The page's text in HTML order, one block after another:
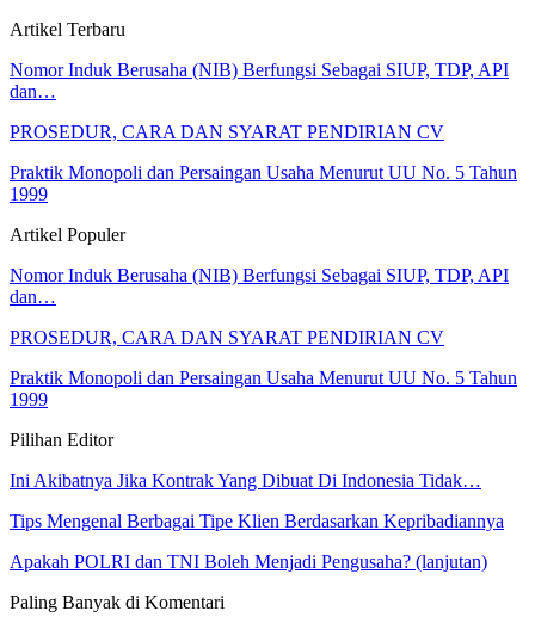
Artikel Terbaru
Nomor Induk Berusaha (NIB) Berfungsi Sebagai SIUP, TDP, API
dan…
PROSEDUR, CARA DAN SYARAT PENDIRIAN CV
Praktik Monopoli dan Persaingan Usaha Menurut UU No. 5 Tahun
1999
Artikel Populer
Nomor Induk Berusaha (NIB) Berfungsi Sebagai SIUP, TDP, API
dan…
PROSEDUR, CARA DAN SYARAT PENDIRIAN CV
Praktik Monopoli dan Persaingan Usaha Menurut UU No. 5 Tahun
1999
Pilihan Editor
Ini Akibatnya Jika Kontrak Yang Dibuat Di Indonesia Tidak…
Tips Mengenal Berbagai Tipe Klien Berdasarkan Kepribadiannya
Apakah POLRI dan TNI Boleh Menjadi Pengusaha? (lanjutan)
Paling Banyak di Komentari